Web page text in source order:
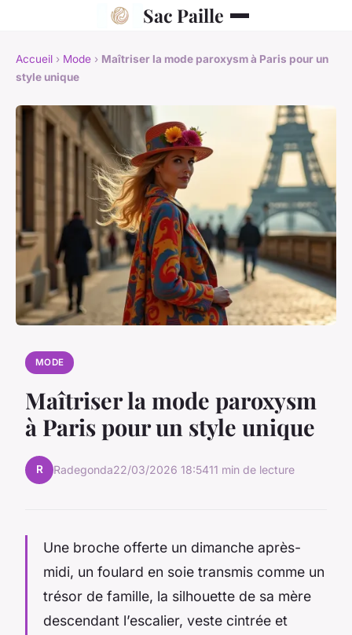
Sac Paille
Accueil › Mode › Maîtriser la mode paroxysm à Paris pour un
style unique
MODE
Maîtriser la mode paroxysm
à Paris pour un style unique
R Radegonda22/03/2026 18:5411 min de lecture
Une broche offerte un dimanche après-
midi, un foulard en soie transmis comme un
trésor de famille, la silhouette de sa mère
descendant l’escalier, veste cintrée et